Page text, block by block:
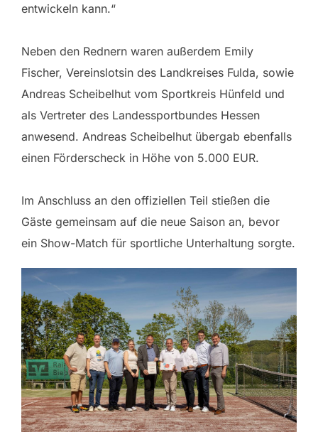
entwickeln kann.“
Neben den Rednern waren außerdem Emily
Fischer, Vereinslotsin des Landkreises Fulda, sowie
Andreas Scheibelhut vom Sportkreis Hünfeld und
als Vertreter des Landessportbundes Hessen
anwesend. Andreas Scheibelhut übergab ebenfalls
einen Förderscheck in Höhe von 5.000 EUR.
Im Anschluss an den offiziellen Teil stießen die
Gäste gemeinsam auf die neue Saison an, bevor
ein Show-Match für sportliche Unterhaltung sorgte.